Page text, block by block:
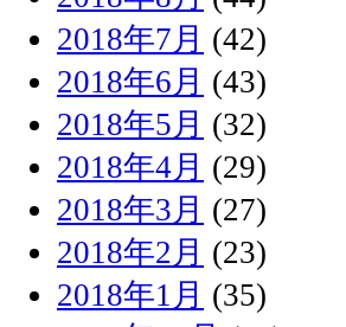
2018年7月 (42)
2018年6月 (43)
2018年5月 (32)
2018年4月 (29)
2018年3月 (27)
2018年2月 (23)
2018年1月 (35)